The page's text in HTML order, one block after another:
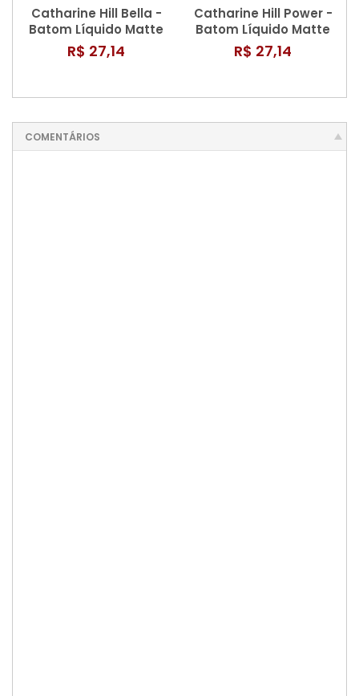
Catharine Hill Bella -
Batom Líquido Matte
3,8m
R$ 27,14
Catharine Hill Power -
Batom Líquido Matte
3,8ml
R$ 27,14
COMENTÁRIOS